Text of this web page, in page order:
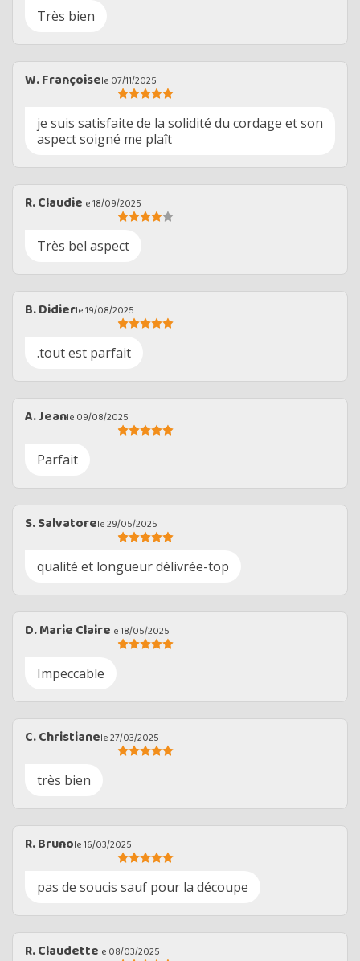
Très bien
W. Françoisele 07/11/2025
je suis satisfaite de la solidité du cordage et son
aspect soigné me plaît
R. Claudiele 18/09/2025
Très bel aspect
B. Didierle 19/08/2025
.tout est parfait
A. Jeanle 09/08/2025
Parfait
S. Salvatorele 29/05/2025
qualité et longueur délivrée-top
D. Marie Clairele 18/05/2025
Impeccable
C. Christianele 27/03/2025
très bien
R. Brunole 16/03/2025
pas de soucis sauf pour la découpe
R. Claudettele 08/03/2025